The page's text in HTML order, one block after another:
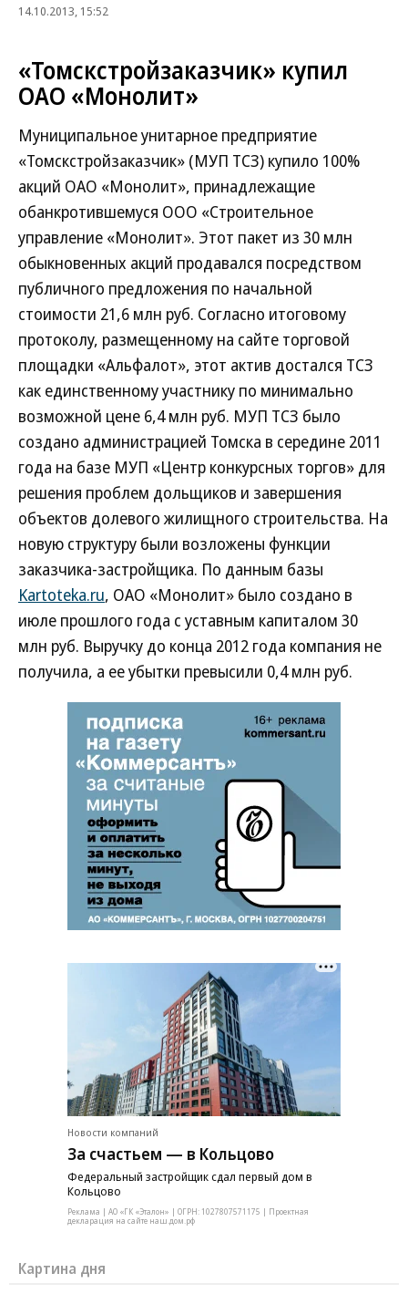
14.10.2013, 15:52
«Томскстройзаказчик» купил
ОАО «Монолит»
Муниципальное унитарное предприятие
«Томскстройзаказчик» (МУП ТСЗ) купило 100%
акций ОАО «Монолит», принадлежащие
обанкротившемуся ООО «Строительное
управление «Монолит». Этот пакет из 30 млн
обыкновенных акций продавался посредством
публичного предложения по начальной
стоимости 21,6 млн руб. Согласно итоговому
протоколу, размещенному на сайте торговой
площадки «Альфалот», этот актив достался ТСЗ
как единственному участнику по минимально
возможной цене 6,4 млн руб. МУП ТСЗ было
создано администрацией Томска в середине 2011
года на базе МУП «Центр конкурсных торгов» для
решения проблем дольщиков и завершения
объектов долевого жилищного строительства. На
новую структуру были возложены функции
заказчика-застройщика. По данным базы
Kartoteka.ru, ОАО «Монолит» было создано в
июле прошлого года с уставным капиталом 30
млн руб. Выручку до конца 2012 года компания не
получила, а ее убытки превысили 0,4 млн руб.
Новости компаний
За счастьем — в Кольцово
Федеральный застройщик сдал первый дом в
Кольцово
Реклама | АО «ГК «Эталон» | ОГРН: 1027807571175 | Проектная
декларация на сайте наш.дом.рф
Картина дня